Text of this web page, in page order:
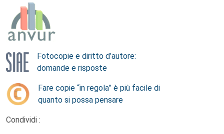
Fotocopie e diritto d’autore:
domande e risposte
Fare copie “in regola” è più facile di
quanto si possa pensare
Condividi :